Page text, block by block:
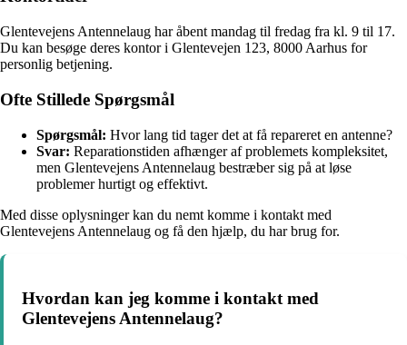
Glentevejens Antennelaug har åbent mandag til fredag fra kl. 9 til 17.
Du kan besøge deres kontor i Glentevejen 123, 8000 Aarhus for
personlig betjening.
Ofte Stillede Spørgsmål
Spørgsmål: Hvor lang tid tager det at få repareret en antenne?
Svar: Reparationstiden afhænger af problemets kompleksitet,
men Glentevejens Antennelaug bestræber sig på at løse
problemer hurtigt og effektivt.
Med disse oplysninger kan du nemt komme i kontakt med
Glentevejens Antennelaug og få den hjælp, du har brug for.
Hvordan kan jeg komme i kontakt med
Glentevejens Antennelaug?